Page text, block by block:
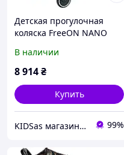
Детская прогулочная
коляска FreeON NANO
22кг алюминиевая рама
В наличии
8 914₴
Купить
KIDSas магазин-діскаунт дитячих товарів 99%